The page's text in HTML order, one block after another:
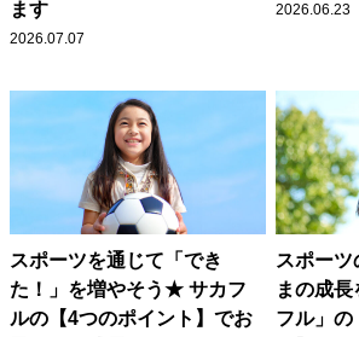
ます
2026.07.07
2026.06.23
スポーツを通じて「でき
た！」を増やそう★ サカフ
ルの【4つのポイント】でお
スポーツ
まの成
フル」の